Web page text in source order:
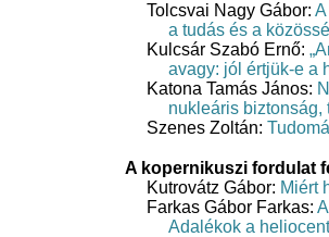
Tolcsvai Nagy Gábor:
a tudás és a
Kulcsár Szabó Ernő:
avagy: jól értjük-e a
Katona Tamás János:
nukleáris biztonság,
Szenes Zoltán:
A kopernikuszi fordulat
Kutrovátz Gábor: Miért
Farkas Gábor Farkas:
Adalékok a